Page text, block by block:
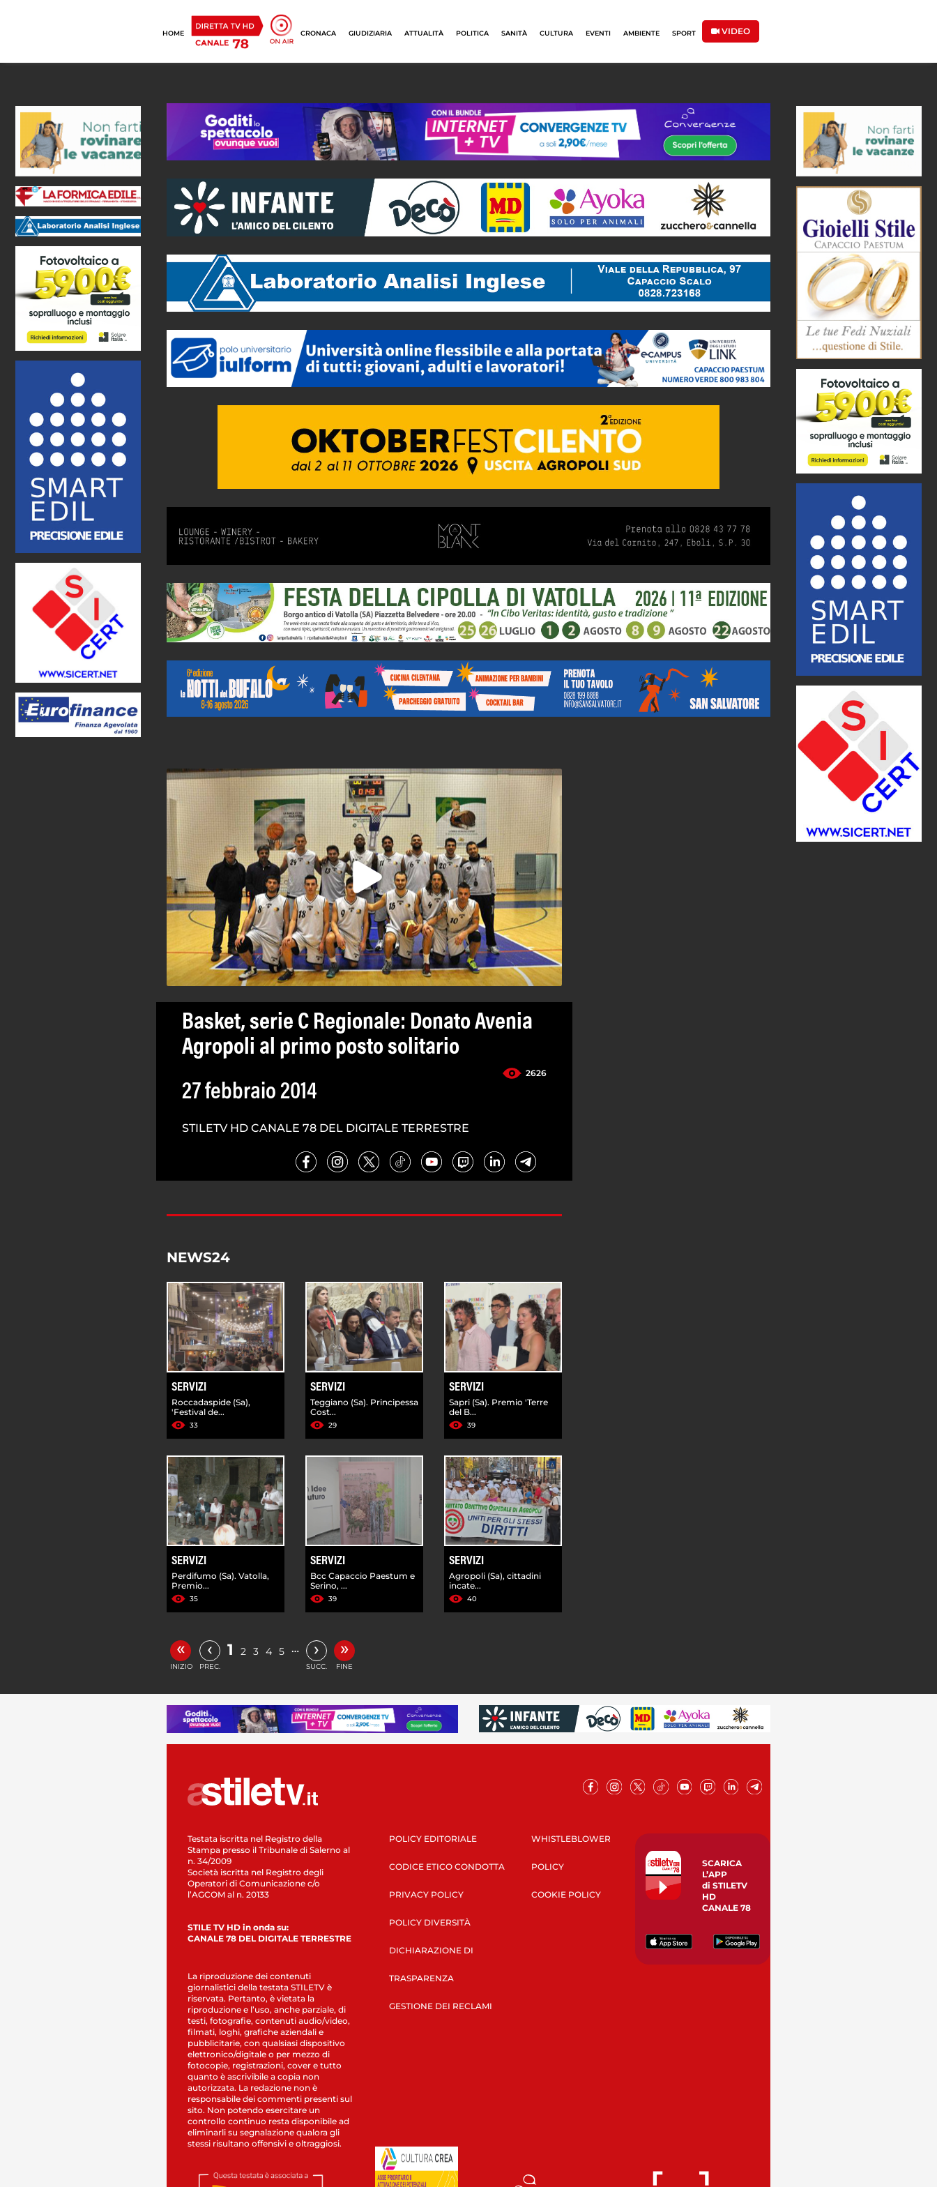
HOME CRONACA GIUDIZIARIA ATTUALITÀ POLITICA SANITÀ CULTURA EVENTI AMBIENTE SPORT VIDEO
Basket, serie C Regionale: Donato Avenia
Agropoli al primo posto solitario
2626
27 febbraio 2014
STILETV HD CANALE 78 DEL DIGITALE TERRESTRE
NEWS24
SERVIZI
Roccadaspide (Sa),
'Festival de...
33
SERVIZI
Teggiano (Sa). Principessa
Cost...
29
SERVIZI
Sapri (Sa). Premio 'Terre
del B...
39
SERVIZI
Perdifumo (Sa). Vatolla,
Premio...
35
SERVIZI
Bcc Capaccio Paestum e
Serino, ...
39
SERVIZI
Agropoli (Sa), cittadini
incate...
40
«
INIZIO
‹
PREC.
1 2 3 4 5 … ›
SUCC.
»
FINE
Testata iscritta nel Registro della
Stampa presso il Tribunale di Salerno al
n. 34/2009
Società iscritta nel Registro degli
Operatori di Comunicazione c/o
l’AGCOM al n. 20133
STILE TV HD in onda su:
CANALE 78 DEL DIGITALE TERRESTRE
La riproduzione dei contenuti
giornalistici della testata STILETV è
riservata. Pertanto, è vietata la
riproduzione e l’uso, anche parziale, di
testi, fotografie, contenuti audio/video,
filmati, loghi, grafiche aziendali e
pubblicitarie, con qualsiasi dispositivo
elettronico/digitale o per mezzo di
fotocopie, registrazioni, cover e tutto
quanto è ascrivibile a copia non
autorizzata. La redazione non è
responsabile dei commenti presenti sul
sito. Non potendo esercitare un
controllo continuo resta disponibile ad
eliminarli su segnalazione qualora gli
stessi risultano offensivi e oltraggiosi.
POLICY EDITORIALE
CODICE ETICO CONDOTTA
PRIVACY POLICY
POLICY DIVERSITÀ
DICHIARAZIONE DI
TRASPARENZA
GESTIONE DEI RECLAMI
WHISTLEBLOWER
POLICY
COOKIE POLICY
SCARICA
L’APP
di STILETV
HD
CANALE 78